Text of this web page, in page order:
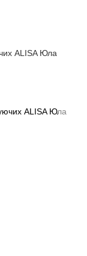
ALISA Юла